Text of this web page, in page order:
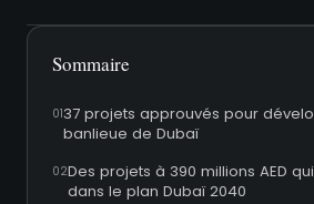
Sommaire
37 projets approuvés pour
banlieue de Dubaï
Des projets à 390 millions AED
dans le plan Dubaï 2040